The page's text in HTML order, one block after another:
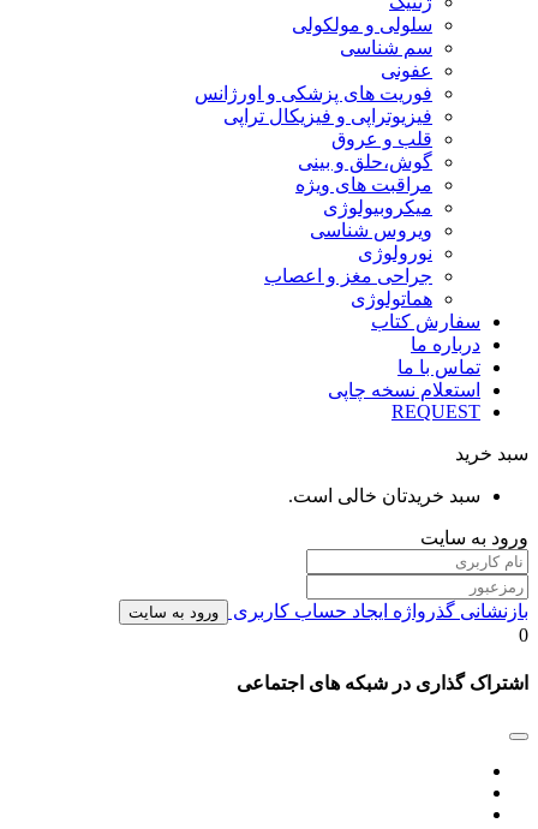
سلولی و مولکولی
سم شناسی
عفونی
فوریت های پزشکی و اورژانس
فیزیوتراپی و فیزیکال تراپی
قلب و عروق
گوش،حلق و بینی
مراقبت های ویژه
میکروبیولوژی
ویروس شناسی
نورولوژی
جراحی مغز و اعصاب
هماتولوژی
سفارش کتاب
درباره ما
تماس با ما
استعلام نسخه چاپی
REQUEST
سبد خرید
سبد خریدتان خالی است.
ورود به سایت
بازنشانی گذرواژه ایجاد حساب کاربری ورود به سایت
0
اشتراک گذاری در شبکه های اجتماعی